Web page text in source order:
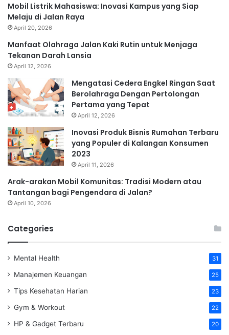
Mobil Listrik Mahasiswa: Inovasi Kampus yang Siap
Melaju di Jalan Raya
April 20, 2026
Manfaat Olahraga Jalan Kaki Rutin untuk Menjaga
Tekanan Darah Lansia
April 12, 2026
Mengatasi Cedera Engkel Ringan Saat
Berolahraga Dengan Pertolongan
Pertama yang Tepat
April 12, 2026
Inovasi Produk Bisnis Rumahan Terbaru
yang Populer di Kalangan Konsumen
2023
April 11, 2026
Arak-arakan Mobil Komunitas: Tradisi Modern atau
Tantangan bagi Pengendara di Jalan?
April 10, 2026
Categories
Mental Health 31
Manajemen Keuangan 25
Tips Kesehatan Harian 23
Gym & Workout 22
HP & Gadget Terbaru 20